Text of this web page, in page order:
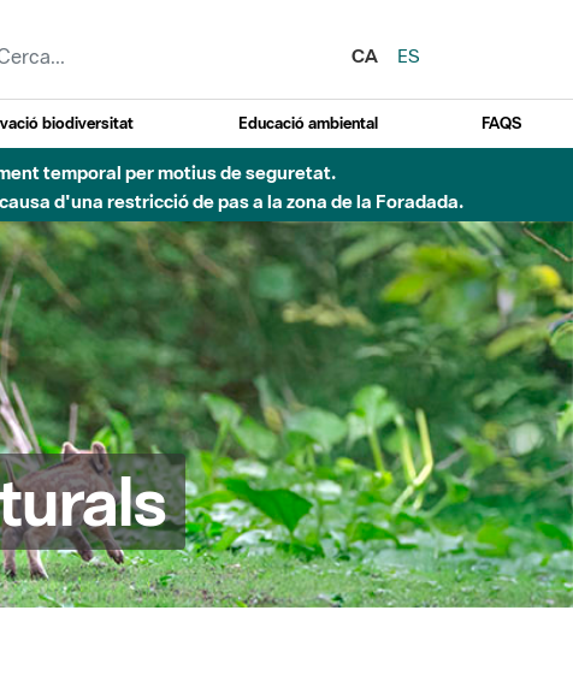
CA
ES
biodiversitat Educació ambiental FAQS
Besòs per pluges intenses.